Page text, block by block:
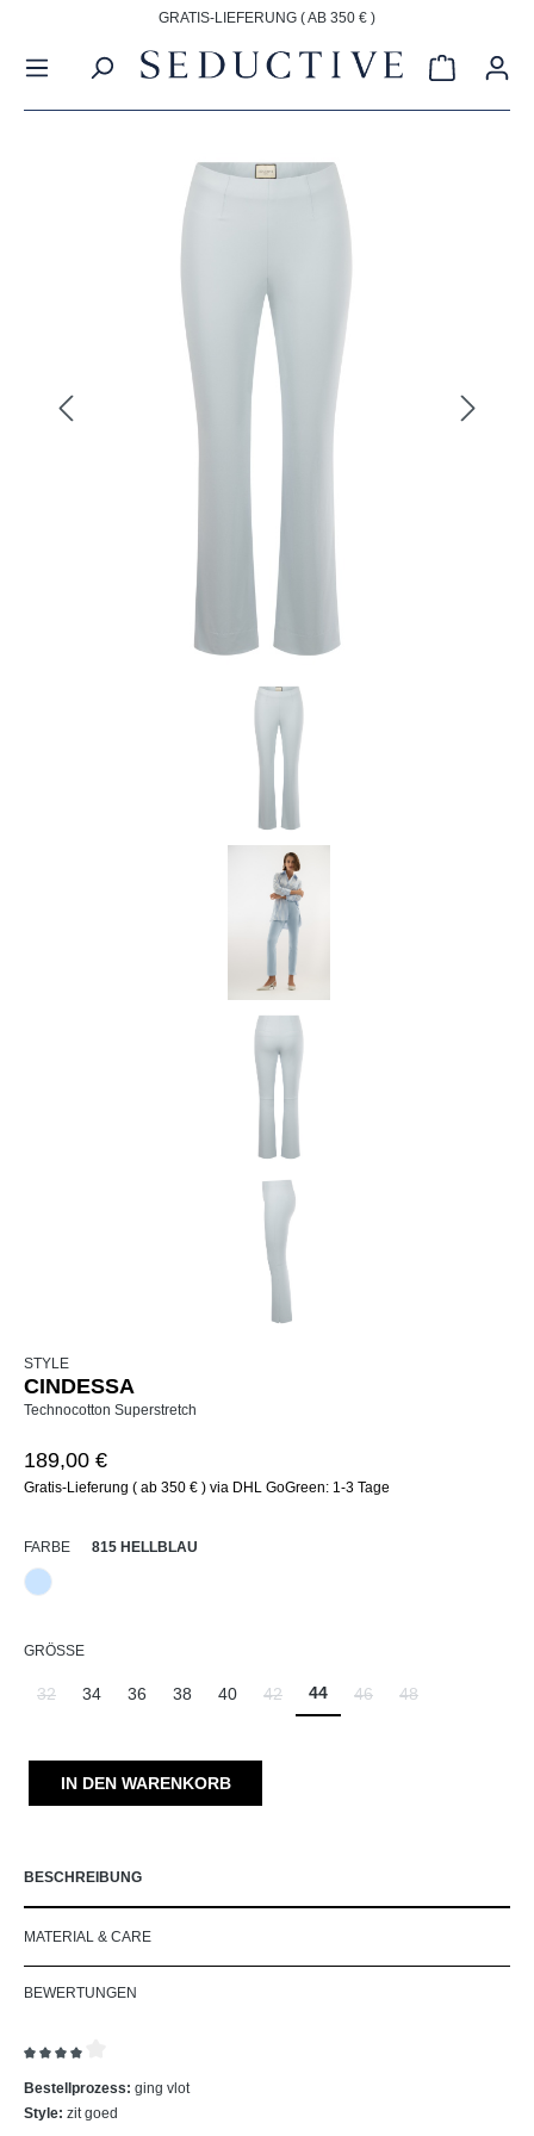
GRATIS-LIEFERUNG ( AB 350 € )
STYLE
CINDESSA
Technocotton Superstretch
189,00 €
Gratis-Lieferung ( ab 350 € ) via DHL GoGreen: 1-3 Tage
FARBEAUSWÄHLEN
815 HELLBLAU
815 Hellblau
GRÖSSE AUSWÄHLEN
32 34 36 38 40 42 44 46 48
IN DEN WARENKORB
BESCHREIBUNG
MATERIAL & CARE
BEWERTUNGEN
Bestellprozess: ging vlot
Style: zit goed